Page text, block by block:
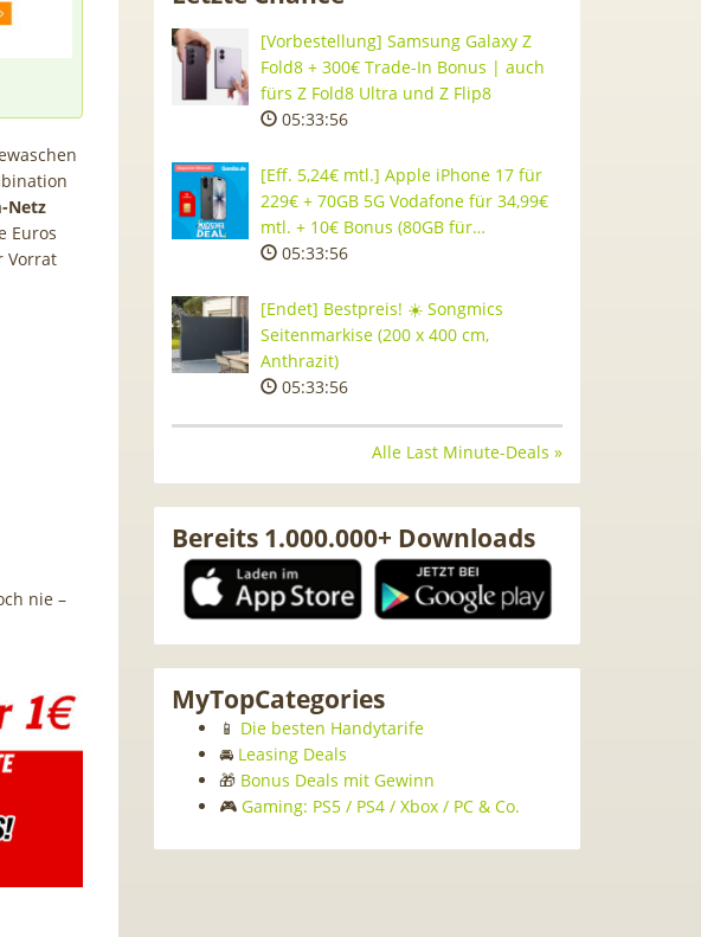
Netz
Euros
Vorrat
nie –
[Vorbestellung] Samsung Galaxy Z
Fold8 + 300€ Trade-In Bonus | auch
fürs Z Fold8 Ultra und Z Flip8
05:33:55
[Eff. 5,24€ mtl.] Apple iPhone 17 für
229€ + 70GB 5G Vodafone für 34,99€
mtl. + 10€ Bonus (80GB für…
05:33:55
[Endet] Bestpreis! ☀️ Songmics
Seitenmarkise (200 x 400 cm,
Anthrazit)
05:33:55
Alle Last Minute-Deals »
Bereits 1.000.000+ Downloads
MyTopCategories
📱 Die besten Handytarife
🚘 Leasing Deals
🎁 Bonus Deals mit Gewinn
🎮 Gaming: PS5 / PS4 / Xbox / PC & Co.